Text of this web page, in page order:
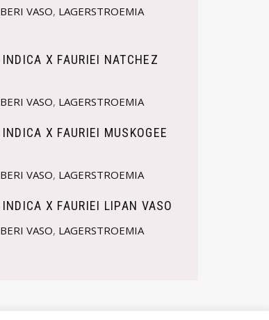
VASO, LAGERSTROEMIA
X FAURIEI NATCHEZ
VASO, LAGERSTROEMIA
X FAURIEI MUSKOGEE
VASO, LAGERSTROEMIA
X FAURIEI LIPAN VASO
VASO, LAGERSTROEMIA